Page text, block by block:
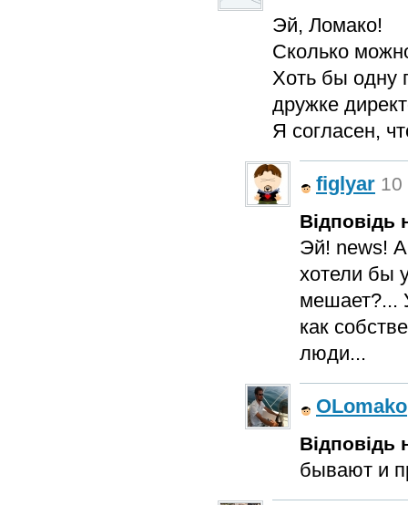
Эй, Ломако!
Сколько
Хоть бы одну
дружке
Я согласен,
figlyar 10
Відповідь
Эй! news!
хотели бы
мешает?...
как
люди...
OLomako
Відповідь
бывают и